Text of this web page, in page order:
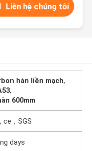
Liên hệ chúng tôi
hàn liền mạch,
,
600mm
ce，SGS
days